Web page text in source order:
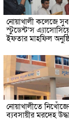
নোয়াখালী কলেজে
স্টুডেন্ট’স
ইফতার মাহফিল
নোয়াখালীতে
ব্যবসায়ীর মরদেহ